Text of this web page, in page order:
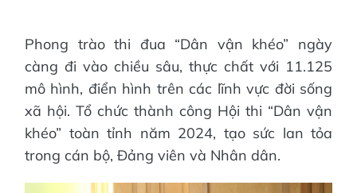
Phong trào thi đua “Dân vận khéo” ngày
càng đi vào chiều sâu, thực chất với 11.125
mô hình, điển hình trên các lĩnh vực đời sống
xã hội. Tổ chức thành công Hội thi “Dân vận
khéo” toàn tỉnh năm 2024, tạo sức lan tỏa
trong cán bộ, Đảng viên và Nhân dân.